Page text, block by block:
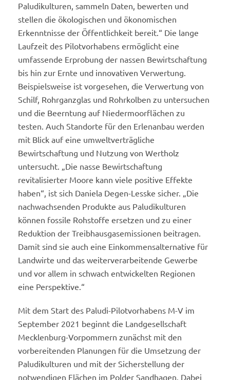
Paludikulturen, sammeln Daten, bewerten und
stellen die ökologischen und ökonomischen
Erkenntnisse der Öffentlichkeit bereit.“ Die lange
Laufzeit des Pilotvorhabens ermöglicht eine
umfassende Erprobung der nassen Bewirtschaftung
bis hin zur Ernte und innovativen Verwertung.
Beispielsweise ist vorgesehen, die Verwertung von
Schilf, Rohrganzglas und Rohrkolben zu untersuchen
und die Beerntung auf Niedermoorflächen zu
testen. Auch Standorte für den Erlenanbau werden
mit Blick auf eine umweltverträgliche
Bewirtschaftung und Nutzung von Wertholz
untersucht. „Die nasse Bewirtschaftung
revitalisierter Moore kann viele positive Effekte
haben“, ist sich Daniela Degen-Lesske sicher. „Die
nachwachsenden Produkte aus Paludikulturen
können fossile Rohstoffe ersetzen und zu einer
Reduktion der Treibhausgasemissionen beitragen.
Damit sind sie auch eine Einkommensalternative für
Landwirte und das weiterverarbeitende Gewerbe
und vor allem in schwach entwickelten Regionen
eine Perspektive.“
Mit dem Start des Paludi-Pilotvorhabens M-V im
September 2021 beginnt die Landgesellschaft
Mecklenburg-Vorpommern zunächst mit den
vorbereitenden Planungen für die Umsetzung der
Paludikulturen und mit der Sicherstellung der
notwendigen Flächen im Polder Sandhagen. Dabei